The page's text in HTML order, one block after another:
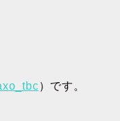
）です。